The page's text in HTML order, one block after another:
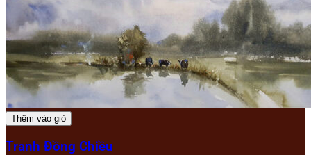
Thêm vào giỏ
Tranh Đồng Chiều